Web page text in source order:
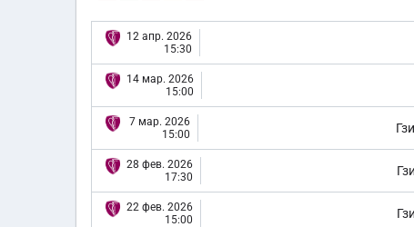
12 апр. 2026
15:30
14 мар. 2026
15:00
7 мар. 2026
15:00
28 фев. 2026
17:30
22 фев. 2026
15:00